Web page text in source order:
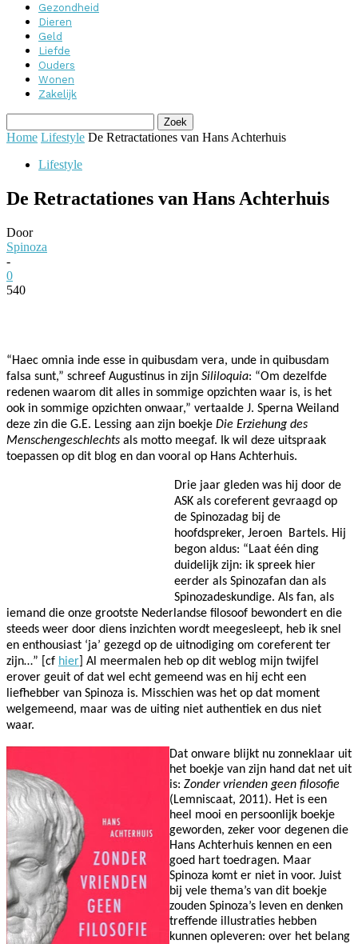
Gezondheid
Dieren
Geld
Liefde
Ouders
Wonen
Zakelijk
Home Lifestyle De Retractationes van Hans Achterhuis
Lifestyle
De Retractationes van Hans Achterhuis
Door
Spinoza
-
0
540
“Haec omnia inde esse in quibusdam vera, unde in quibusdam
falsa sunt,” schreef Augustinus in zijn Sililoquia: “Om dezelfde
redenen waarom dit alles in sommige opzichten waar is, is het
ook in sommige opzichten onwaar,” vertaalde J. Sperna Weiland
deze zin die G.E. Lessing aan zijn boekje Die Erziehung des
Menschengeschlechts als motto meegaf. Ik wil deze uitspraak
toepassen op dit blog en dan vooral op Hans Achterhuis.
Drie jaar gleden was hij door de
ASK als coreferent gevraagd op
de Spinozadag bij de
hoofdspreker, Jeroen
Bartels. Hij
begon aldus: “Laat één ding
duidelijk zijn: ik spreek hier
eerder als Spinozafan dan als
Spinozadeskundige. Als fan, als
iemand die onze grootste Nederlandse filosoof bewondert en die
steeds weer door diens inzichten wordt meegesleept, heb ik snel
en enthousiast ‘ja’ gezegd op de uitnodiging om coreferent ter
zijn…” [cf hier ] Al meermalen heb op dit weblog mijn twijfel
erover geuit of dat wel echt gemeend was en hij echt een
liefhebber van Spinoza is. Misschien was het op dat moment
welgemeend, maar was de uiting niet authentiek en dus niet
waar.
Dat onware blijkt nu zonneklaar uit
het boekje van zijn hand dat net uit
is: Zonder vrienden geen filosofie
(Lemniscaat, 2011). Het is een
heel mooi en persoonlijk boekje
geworden, zeker voor degenen die
Hans Achterhuis kennen en een
goed hart toedragen. Maar
Spinoza komt er niet in voor. Juist
bij vele thema’s van dit boekje
zouden Spinoza’s leven en denken
treffende illustraties hebben
kunnen opleveren: over het belang